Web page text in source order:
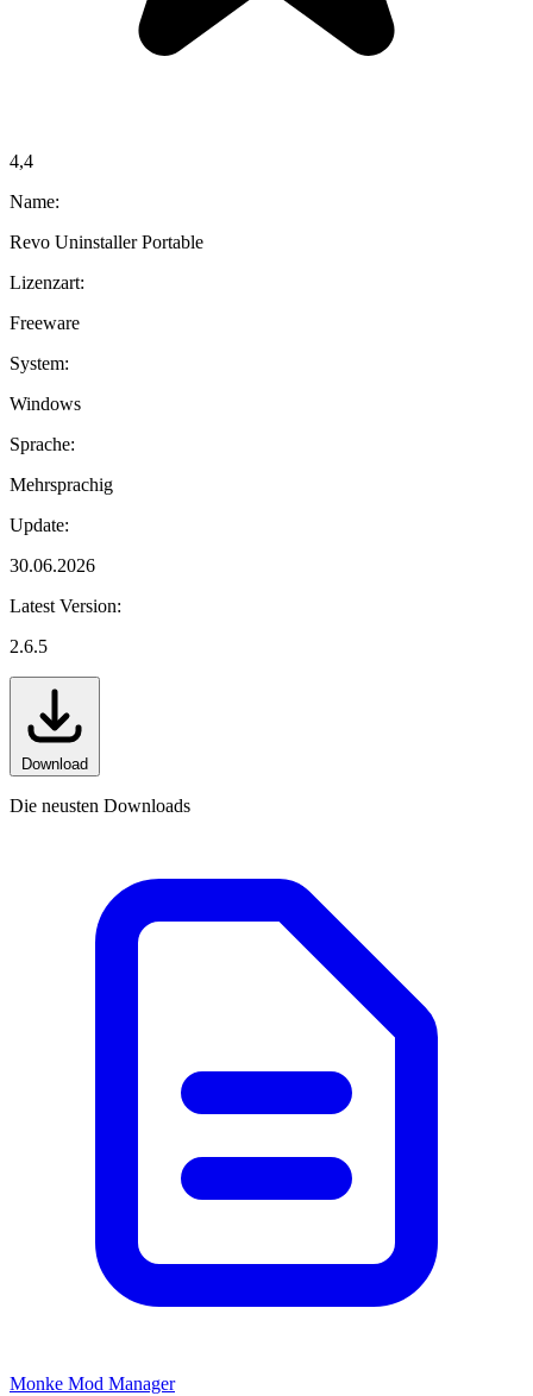
4,4
Name:
Revo Uninstaller Portable
Lizenzart:
Freeware
System:
Windows
Sprache:
Mehrsprachig
Update:
30.06.2026
Latest Version:
2.6.5
Download
Die neusten Downloads
Monke Mod Manager